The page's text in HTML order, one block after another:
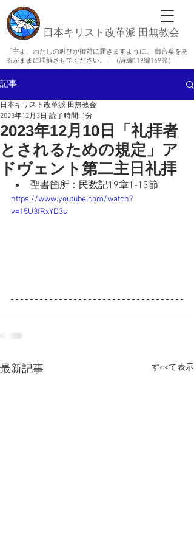
日本キリスト改革派 田無教会
「主よ、わたしの叫びが御前に届きますように。 御言葉をあ
るがままに理解させてください。」（詩編119編169節）
記事
2023年12月10日「礼拝者
とされるための規定」ア
ドヴェント第二主日礼拝
日本キリスト改革派 田無教会
2023年12月3日 読了時間: 1分
聖書箇所：民数記19章1-13節
https://www.youtube.com/watch?
v=15U3fRxYD3s
最新記事 すべて表示